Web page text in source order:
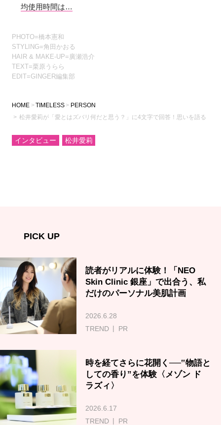
均使用時間は…
PHOTO=橋本憲和
STYLING=角田かおる
HAIR & MAKE-UP=廣瀬浩介
TEXT=栗原うらら
EDIT=GINGER編集部
HOME TIMELESS
PERSON
松井愛莉が「愛とはズバリ何だと思う？」に4文字で回答！思いを語る
インタビュー 松井愛莉
PICK UP
読者がリアルに体験！「NEO
Skin Clinic 銀座」で出合う、私
だけのパーソナル美肌計画
2026.6.28
TREND
PR
時を経てさらに花開く──‟物語と
しての香り”を体験〈メゾン ド
ラズィ〉
2026.6.17
TREND
PR